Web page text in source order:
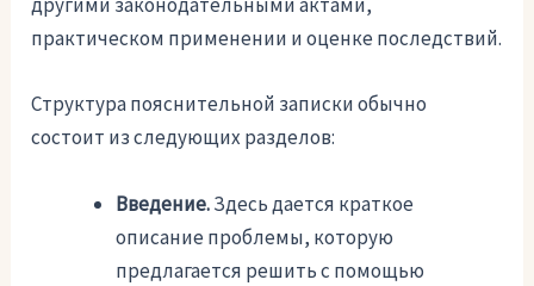
практическом применении и оценке последствий.
Структура пояснительной записки обычно
состоит из следующих разделов:
Введение.Здесь дается краткое
описание проблемы, которую
предлагается решить с помощью